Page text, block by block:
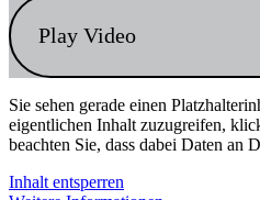
Play Video
Sie sehen gerade einen
eigentlichen Inhalt zuzugreifen,
beachten Sie, dass dabei Daten an
Inhalt entsperren